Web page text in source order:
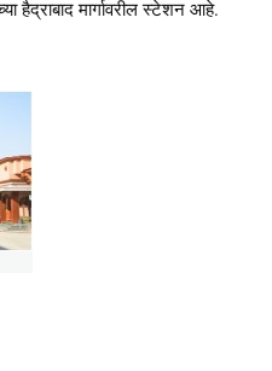
हैद्राबाद मार्गावरील स्टेशन आहे.